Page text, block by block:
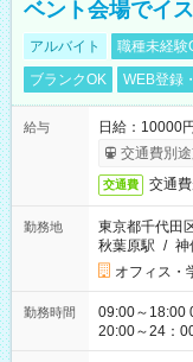
ベント会場でイ
アルバイト 職種未経験
ブランクOK
WEB登録
給与
日給：10000
交通費別
交通費 交通
勤務地
東京都千代田
秋葉原駅 / 神
オフィス・
勤務時間
09:00～18:00
20:00～24：00
シフトもござ